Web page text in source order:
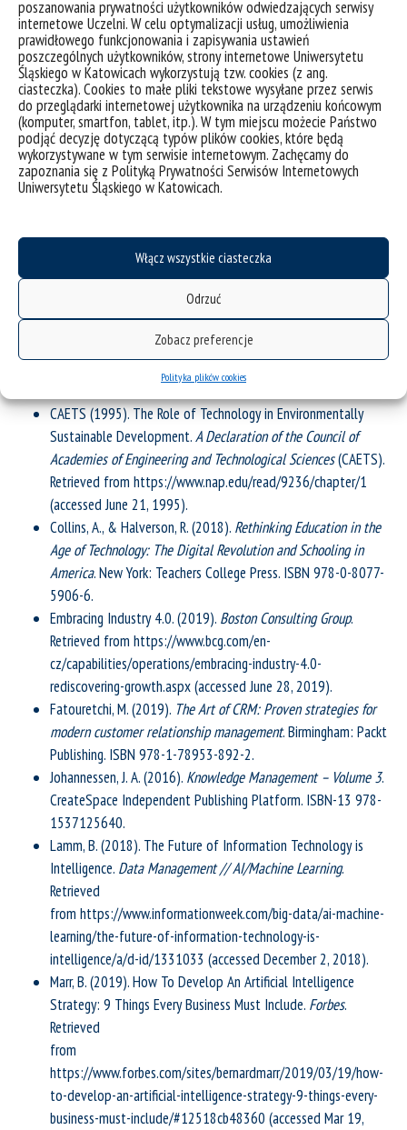
poszanowania prywatności użytkowników odwiedzających serwisy
internetowe Uczelni. W celu optymalizacji usług, umożliwienia
prawidłowego funkcjonowania i zapisywania ustawień
poszczególnych użytkowników, strony internetowe Uniwersytetu
Śląskiego w Katowicach wykorzystują tzw. cookies (z ang.
ciasteczka). Cookies to małe pliki tekstowe wysyłane przez serwis
do przeglądarki internetowej użytkownika na urządzeniu końcowym
(komputer, smartfon, tablet, itp.). W tym miejscu możecie Państwo
podjąć decyzję dotyczącą typów plików cookies, które będą
wykorzystywane w tym serwisie internetowym. Zachęcamy do
zapoznania się z Polityką Prywatności Serwisów Internetowych
Uniwersytetu Śląskiego w Katowicach.
Włącz wszystkie ciasteczka
Odrzuć
Zobacz preferencje
Polityka plików cookies
Keywords: automated processes, e-learning, information technology,
intelligences, sustainable society
REFERENCES
10 Roles For Artificial Intelligence In Education. (2018).
Teachthought Staff. Retrieved from
https://www.teachthought.com/the-future-of-learning/10-
roles-for-artificial-intelligence-in-education/ (accessed
Retrieved from http://airocorp.com/ (accessed June 16, 2019).
Barbosa, D. G. (2018).Knowledge is Profit: The Role of
Espionage and Intelligence in Business
Independently published. ISBN 9781980511182.
Bonnedahl, K. J., & Heikkurinen, P. (Eds.). (2019).
CAETS (1995). The Role of Technology in Environmentally
Sustainable Development.A Declaration of the Council of
Academies of Engineering and Technological Sciences(CAETS).
Retrieved from https://www.nap.edu/read/9236/chapter/1
(accessed June 21, 1995).
Collins, A., & Halverson, R. (2018). Rethinking Education in the
Age of Technology: The Digital Revolution and Schooling in
America. New York: Teachers College Press. ISBN 978-0-8077-
5906-6.
Embracing Industry 4.0. (2019). Boston Consulting Group.
Retrieved from https://www.bcg.com/en-
cz/capabilities/operations/embracing-industry-4.0-
rediscovering-growth.aspx (accessed June 28, 2019).
Fatouretchi, M. (2019). The Art of CRM: Proven strategies for
modern customer relationship management. Birmingham: Packt
Publishing. ISBN 978-1-78953-892-2.
Johannessen, J. A. (2016). Knowledge Management – Volume 3.
CreateSpace Independent Publishing Platform. ISBN-13 978-
1537125640.
Lamm, B. (2018). The Future of Information Technology is
Intelligence. Data Management // AI/Machine Learning.
Retrieved
from https://www.informationweek.com/big-data/ai-machine-
learning/the-future-of-information-technology-is-
intelligence/a/d-id/1331033 (accessed December 2, 2018).
Marr, B. (2019). How To Develop An Artificial Intelligence
Strategy: 9 Things Every Business Must Include. Forbes.
Retrieved
from
https://www.forbes.com/sites/bernardmarr/2019/03/19/how-
to-develop-an-artificial-intelligence-strategy-9-things-every-
business-must-include/#12518cb48360 (accessed Mar 19,